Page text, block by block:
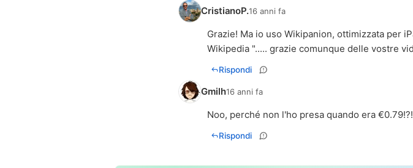
CristianoP.16 anni fa
Grazie! Ma io uso Wikipanion, ottimizzata per
Wikipedia "..... grazie comunque delle vostre
Rispondi
Gmilh16 anni fa
Noo, perché non l'ho presa quando era
Rispondi